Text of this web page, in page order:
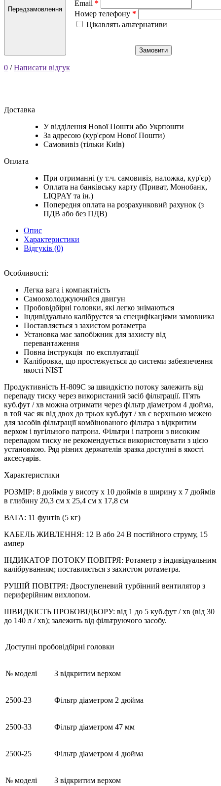
Передзамовлення
Email
Номер телефону
Цікавлять альтернативи
Замовити
0 /Написати відгук
Доставка
У відділення Нової Пошти або Укрпошти
За адресою (кур'єром Нової Пошти)
Самовивіз (тільки Київ)
Оплата
При отриманні (у т.ч. самовивіз, наложка, кур'єр)
Оплата на банківську карту (Приват, Монобанк,
LIQPAY та ін.)
Попередня оплата на розрахунковий рахунок (з
ПДВ або без ПДВ)
Опис
Характеристики
Відгуків (0)
Особливості:
Легка вага і компактність
Самоохолоджуючийся двигун
Пробовідбірні головки, які легко знімаються
Індивідуально калібруєтся за специфікаціями замовника
Поставляється з захистом ротаметра
Установка має запобіжник для захисту від
перевантаження
Повна інструкція по експлуатації
Калібровка, що простежується до системи забезпечення
якості NIST
Продуктивність H-809C за швидкістю потоку залежить від
перепаду тиску через використаний засіб фільтрації. П'ять
куб.фут / хв можна отримати через фільтр діаметром 4 дюйма,
в той час як від двох до трьох куб.фут / хв є верхньою межею
для засобів фільтрації комбінованого фільтра з відкритим
верхом і вугільного патрона. Фільтри і патрони з високим
перепадом тиску не рекомендується використовувати з цією
установкою. Ряд різних держателів зразка доступні в якості
аксесуарів.
Характеристики
РОЗМІР: 8 дюймів у висоту x 10 дюймів в ширину x 7 дюймів
в глибину 20,3 см x 25,4 см x 17,8 см
ВАГА: 11 фунтів (5 кг)
КАБЕЛЬ ЖИВЛЕННЯ: 12 В або 24 В постійного струму, 15
ампер
ІНДИКАТОР ПОТОКУ ПОВІТРЯ: Ротаметр з індивідуальним
калібруванням; поставляється з захистом ротаметра.
РУШІЙ ПОВІТРЯ: Двоступеневий турбінний вентилятор з
периферійним вихлопом.
ШВИДКІСТЬ ПРОБОВІДБОРУ: від 1 до 5 куб.фут / хв (від 30
до 140 л / хв); залежить від фільтруючого засобу.
Доступні пробовідбірні головки
№ моделі З відкритим верхом
2500-23 Фільтр діаметром 2 дюйма
2500-33 Фільтр діаметром 47 мм
2500-25 Фільтр діаметром 4 дюйма
№ моделі З відкритим верхом